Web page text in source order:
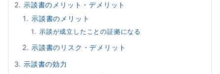
示談書のメリット・デメリット
示談書のメリット
示談が成立したことの証拠になる
示談書のリスク・デメリット
示談書の効力